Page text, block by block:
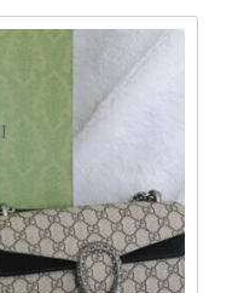
Pro Max iPhone 15 Pro
Pro Max จุดเด่นของ
รับจำนำได้วงเงินดี แม้
นำไอโฟน หรือ รับฝากไอ
อดนิยมสำหรับการรับจำนำ
ข็งแรงที่สุด โดยเฉพาะรุ่น
Galaxy S24 Ultra
Z Fold 5
กลุ่มนี้✔ สเปกสูง✔ ราคา
าะสำหรับคนที่ต้องการ รับ
Galaxy ค่ะ Xiaomi รุ่น